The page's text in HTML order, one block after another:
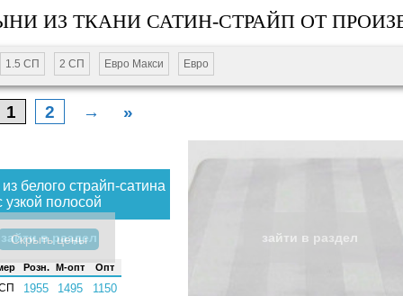
ИЗ ТКАНИ САТИН-СТРАЙП ОТ
1.5 СП 2 СП Евро Макси Евро
1 2 → »
белого страйп-сатина
узкой полосой
зайти в раздел
Скрыть цены
Розн. М-опт Опт
1955 1495 1150
зайти в раздел